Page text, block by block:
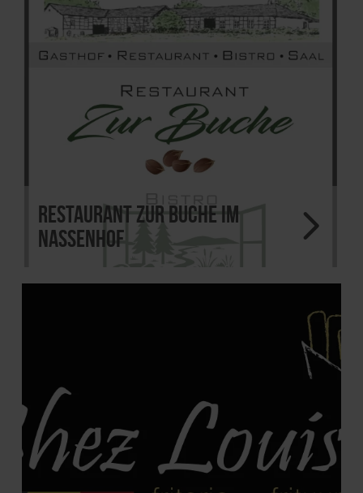
Restaurant Zur Buche im
Nassenhof